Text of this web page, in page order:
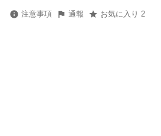
注意事項 通報 お気に入り 2